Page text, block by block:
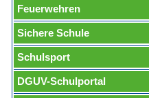
Feuerwehren
Sichere Schule
Schulsport
DGUV-Schulportal